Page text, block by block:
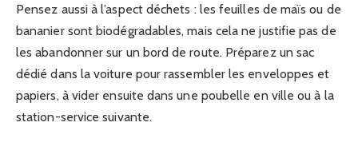
Pensez aussi à l’aspect déchets : les feuilles de maïs ou de
bananier sont biodégradables, mais cela ne justifie pas de
les abandonner sur un bord de route. Préparez un sac
dédié dans la voiture pour rassembler les enveloppes et
papiers, à vider ensuite dans une poubelle en ville ou à la
station-service suivante.